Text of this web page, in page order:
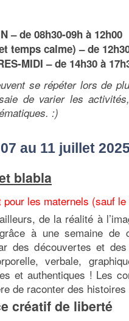
– de 08h30-09h à 12h00
temps calme) – de
MIDI – de 14h30 à
se répéter lors de
de varier les
:)
au 11 juillet
blabla
pour les maternels (sauf
de la réalité à
à une semaine de
des découvertes et
verbale,
et authentiques ! Les
de raconter des histoires
créatif de liberté